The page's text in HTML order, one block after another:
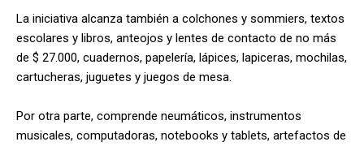
La iniciativa alcanza también a colchones y sommiers, textos
escolares y libros, anteojos y lentes de contacto de no más
de $ 27.000, cuadernos, papelería, lápices, lapiceras, mochilas,
cartucheras, juguetes y juegos de mesa.
Por otra parte, comprende neumáticos, instrumentos
musicales, computadoras, notebooks y tablets, artefactos de